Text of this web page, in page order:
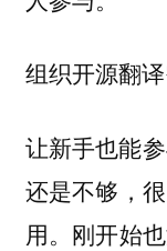
组织开源翻
让新手也能
还是不够，
用。刚开始